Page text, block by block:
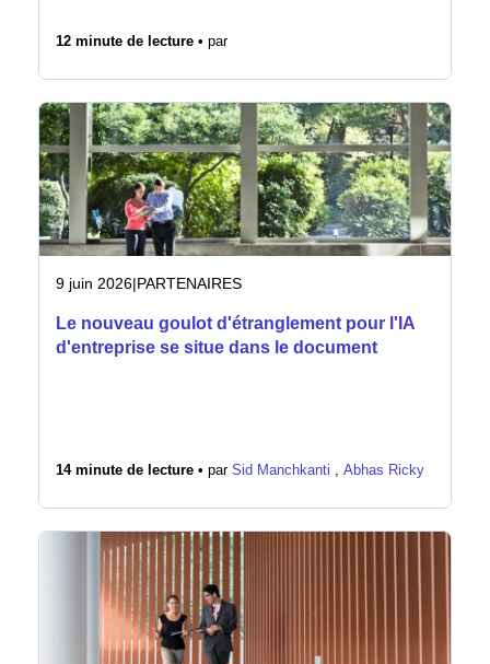
Éducation
Salle de presse
12 minute de lecture • par
9 juin 2026|PARTENAIRES
Le nouveau goulot d'étranglement pour l'IA
d'entreprise se situe dans le document
14 minute de lecture • par Sid Manchkanti , Abhas Ricky